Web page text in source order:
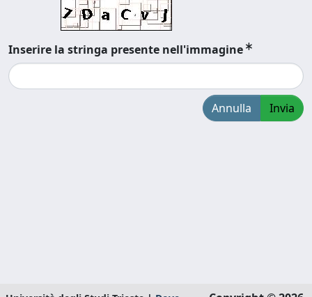
Inserire la stringa presente nell'immagine
Annulla Invia